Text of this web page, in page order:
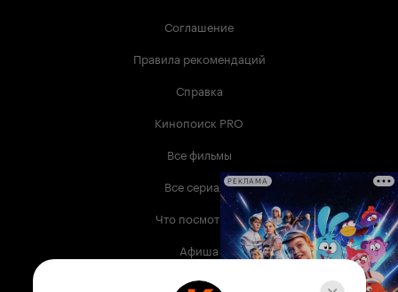
Соглашение
Правила рекомендаций
Справка
Кинопоиск PRO
Все фильмы
Все сериалы
Что посмотреть
Афиша
Музыка
РЕКЛАМА